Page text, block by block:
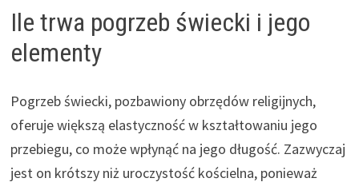
Ile trwa pogrzeb świecki i jego
elementy
Pogrzeb świecki, pozbawiony obrzędów religijnych,
oferuje większą elastyczność w kształtowaniu jego
przebiegu, co może wpłynąć na jego długość. Zazwyczaj
jest on krótszy niż uroczystość kościelna, ponieważ